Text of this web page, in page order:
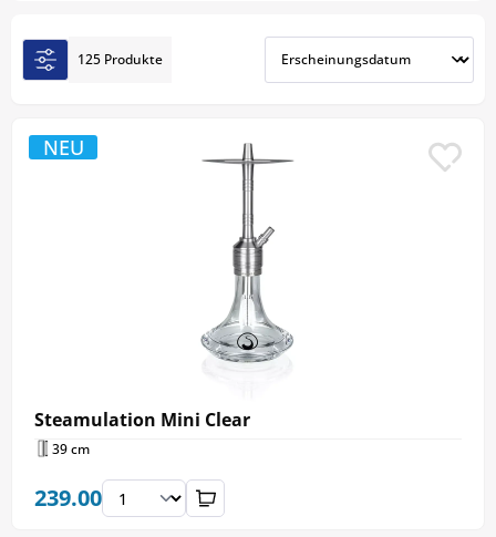
125 Produkte
Steamulation Mini Clear
39 cm
239.00
NEU